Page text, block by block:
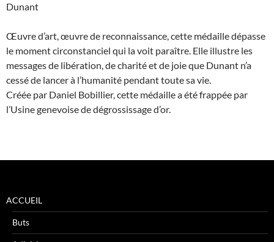
Dunant
Œuvre d’art, œuvre de reconnaissance, cette médaille dépasse
le moment circonstanciel qui la voit paraître. Elle illustre les
messages de libération, de charité et de joie que Dunant n’a
cessé de lancer à l’humanité pendant toute sa vie.
Créée par Daniel Bobillier, cette médaille a été frappée par
l’Usine genevoise de dégrossissage d’or.
ACCUEIL
Buts